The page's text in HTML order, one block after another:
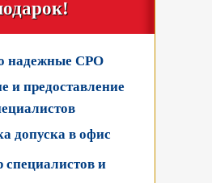
надежные СРО
и предоставление
допуска в офис
специалистов и